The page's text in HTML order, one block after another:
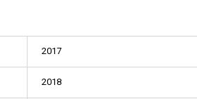
2017
2018